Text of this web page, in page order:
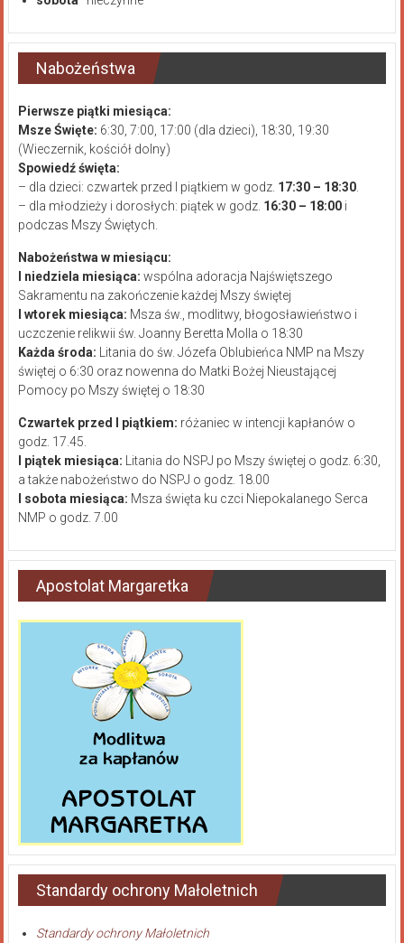
Nabożeństwa
Pierwsze piątki miesiąca:
Msze Święte: 6:30, 7:00, 17:00 (dla dzieci), 18:30, 19:30
(Wieczernik, kościół dolny)
Spowiedź święta:
– dla dzieci: czwartek przed I piątkiem w godz. 17:30 – 18:30.
– dla młodzieży i dorosłych: piątek w godz. 16:30 – 18:00i
podczas Mszy Świętych.
Nabożeństwa w miesiącu:
I niedziela miesiąca: wspólna adoracja Najświętszego
Sakramentu na zakończenie każdej Mszy świętej
I wtorek miesiąca: Msza św., modlitwy, błogosławieństwo i
uczczenie relikwii św. Joanny Beretta Molla o 18:30
Każda środa: Litania do św. Józefa Oblubieńca NMP na Mszy
świętej o 6:30 oraz nowenna do Matki Bożej Nieustającej
Pomocy po Mszy świętej o 18:30
Czwartek przed I piątkiem: różaniec w intencji kapłanów o
godz. 17.45.
I piątek miesiąca: Litania do NSPJ po Mszy świętej o godz. 6:30,
a także nabożeństwo do NSPJ o godz. 18.00
I sobota miesiąca: Msza święta ku czci Niepokalanego Serca
NMP o godz. 7.00
Apostolat Margaretka
Standardy ochrony Małoletnich
Standardy ochrony Małoletnich